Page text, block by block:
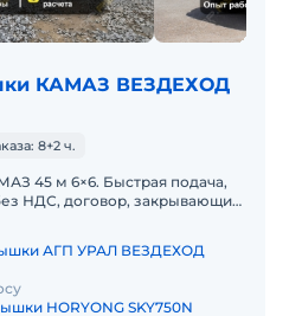
КАМАЗ ВЕЗДЕХОД
8+2 ч.
45 м 6×6. Быстрая подача,
НДС, договор, закрывающие
АГП УРАЛ ВЕЗДЕХОД
HORYONG SKY750N